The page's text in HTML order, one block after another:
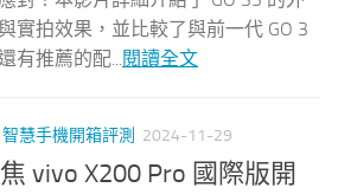
實拍效果，並比較了與前一代 GO 3
有推薦的配...閱讀全文
智慧手機開箱評測 2024-11-29
vivo X200 Pro 國際版開